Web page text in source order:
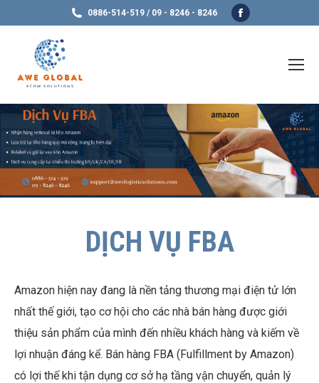
0886-514-519 / 09 - 8246 - 8246
Facebook
page
window
DỊCH VỤ FBA
Amazon hiện nay đang là nền tảng thương mại điện tử lớn
nhất thế giới, tạo cơ hội cho các nhà bán hàng được giới
thiệu sản phẩm của mình đến nhiều khách hàng và kiếm về
lợi nhuận đáng kể. Bán hàng FBA (Fulfillment by Amazon)
có lợi thế khi tận dụng cơ sở hạ tầng vận chuyển, quản lý